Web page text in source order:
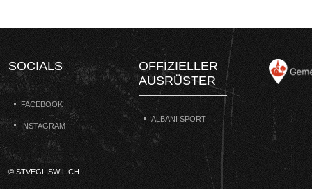
SOCIALS
FACEBOOK
INSTAGRAM
OFFIZIELLER
AUSRÜSTER
ALBANI SPORT
© STVEGLISWIL.CH